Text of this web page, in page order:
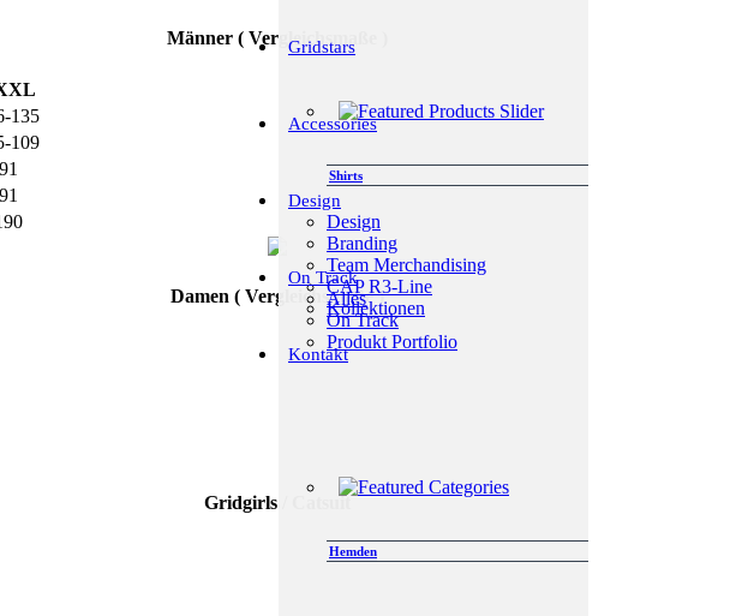
Shirts
Hemden
Gridstars
Accessories
Design
Design
Branding
Team Merchandising
CAP R3-Line
Kollektionen
On Track
Alles
On Track
Produkt Portfolio
Kontakt
Männer ( Vergleichsmaße )
135
109
91
91
Damen ( Vergleichsmaße )
Gridgirls / Catsuit